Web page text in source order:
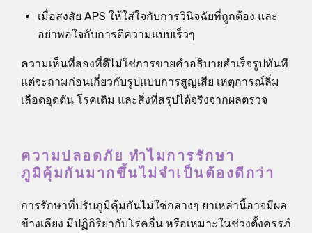
เมื่อสงสัย APS ให้ใส่ใจกับการวินิจฉัยที่ถูกต้อง และ
อย่าพอใจกับการตีความแบบเร็วๆ
ความเห็นที่สองที่ดีไม่ใช่การขายคำอธิบายสำเร็จรูปทันที
แต่จะถามก่อนเกี่ยวกับรูปแบบการสูญเสีย เหตุการณ์ลิ่ม
เลือดอุดตัน โรคเดิม และสิ่งที่สรุปได้จริงจากผลตรวจ
ความปลอดภัย ทำไมการรักษา
ภูมิคุ้มกันมากขึ้นไม่จำเป็นต้องดีกว่า
การรักษาที่ปรับภูมิคุ้มกันไม่ใช่กลางๆ ยาเหล่านี้อาจมีผล
ข้างเคียง มีปฏิกิริยากับโรคอื่น หรือเหมาะในช่วงตั้งครรภ์